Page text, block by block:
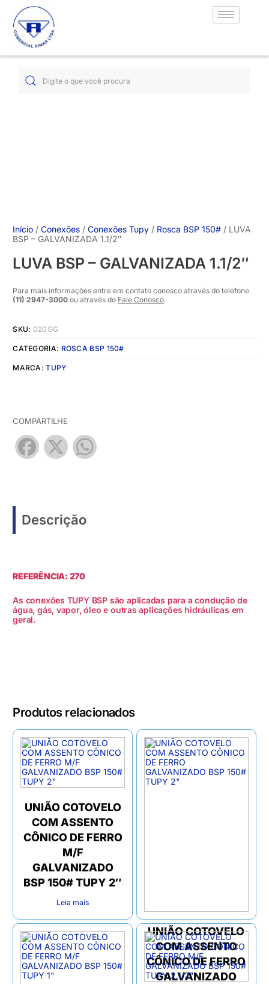
Início /Conexões /Conexões Tupy / Rosca BSP 150# / LUVA
BSP – GALVANIZADA 1.1/2″
LUVA BSP – GALVANIZADA 1.1/2″
Para mais informações entre em contato conosco através do telefone
(11) 2947-3000 ou através do Fale Conosco.
SKU: 020GG
CATEGORIA: ROSCA BSP 150#
MARCA:TUPY
COMPARTILHE
Facebook
X
Descrição
REFERÊNCIA: 270
As conexões TUPY BSP são aplicadas para a condução de
água, gás, vapor, óleo e outras aplicações hidráulicas em
geral.
Produtos relacionados
UNIÃO COTOVELO
COM ASSENTO
CÔNICO DE FERRO
M/F
GALVANIZADO
BSP 150# TUPY 2″
Leia mais
UNIÃO COTOVELO
COM ASSENTO
CÔNICO DE FERRO
GALVANIZADO